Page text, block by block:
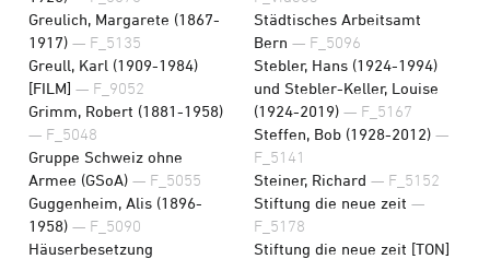
Greulich, Margarete (1867-
1917) — F_5135
Greull, Karl (1909-1984)
[FILM] — F_9052
Grimm, Robert (1881-1958)
— F_5048
Gruppe Schweiz ohne
Armee (GSoA) — F_5055
Guggenheim, Alis (1896-
1958) — F_5090
Häuserbesetzung
Städtisches Arbeitsamt
Bern — F_5096
Stebler, Hans (1924-1994)
und Stebler-Keller, Louise
(1924-2019) — F_5167
Steffen, Bob (1928-2012) —
F_5141
Steiner, Richard — F_5152
Stiftung die neue zeit —
F_5178
Stiftung die neue zeit [TON]